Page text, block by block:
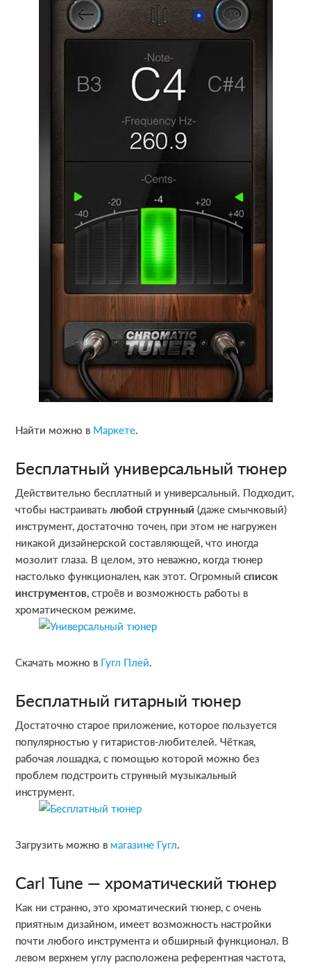
Найти можно в Маркете.
Бесплатный универсальный тюнер
Действительно бесплатный и универсальный. Подходит,
чтобы настраиватьлюбой струнный (даже смычковый)
инструмент, достаточно точен, при этом не нагружен
никакой дизайнерской составляющей, что иногда
мозолит глаза. В целом, это неважно, когда тюнер
настолько функционален, как этот. Огромныйсписок
инструментов, строёв и возможность работы в
хроматическом режиме.
Скачать можно в Гугл Плей.
Бесплатный гитарный тюнер
Достаточно старое приложение, которое пользуется
популярностью у гитаристов-любителей. Чёткая,
рабочая лошадка, с помощью которой можно без
проблем подстроить струнный музыкальный
инструмент.
Загрузить можно в магазине Гугл.
Carl Tune — хроматический тюнер
Как ни странно, это хроматический тюнер, с очень
приятным дизайном, имеет возможность настройки
почти любого инструмента и обширный функционал. В
левом верхнем углу расположена референтная частота,